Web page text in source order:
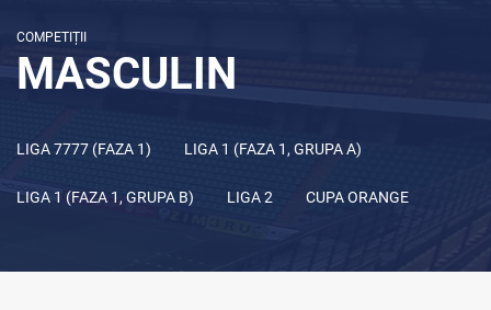
COMPETIȚII
MASCULIN
LIGA 7777 (FAZA 1) LIGA 1 (FAZA 1, GRUPA A)
LIGA 1 (FAZA 1, GRUPA B) LIGA 2 CUPA ORANGE